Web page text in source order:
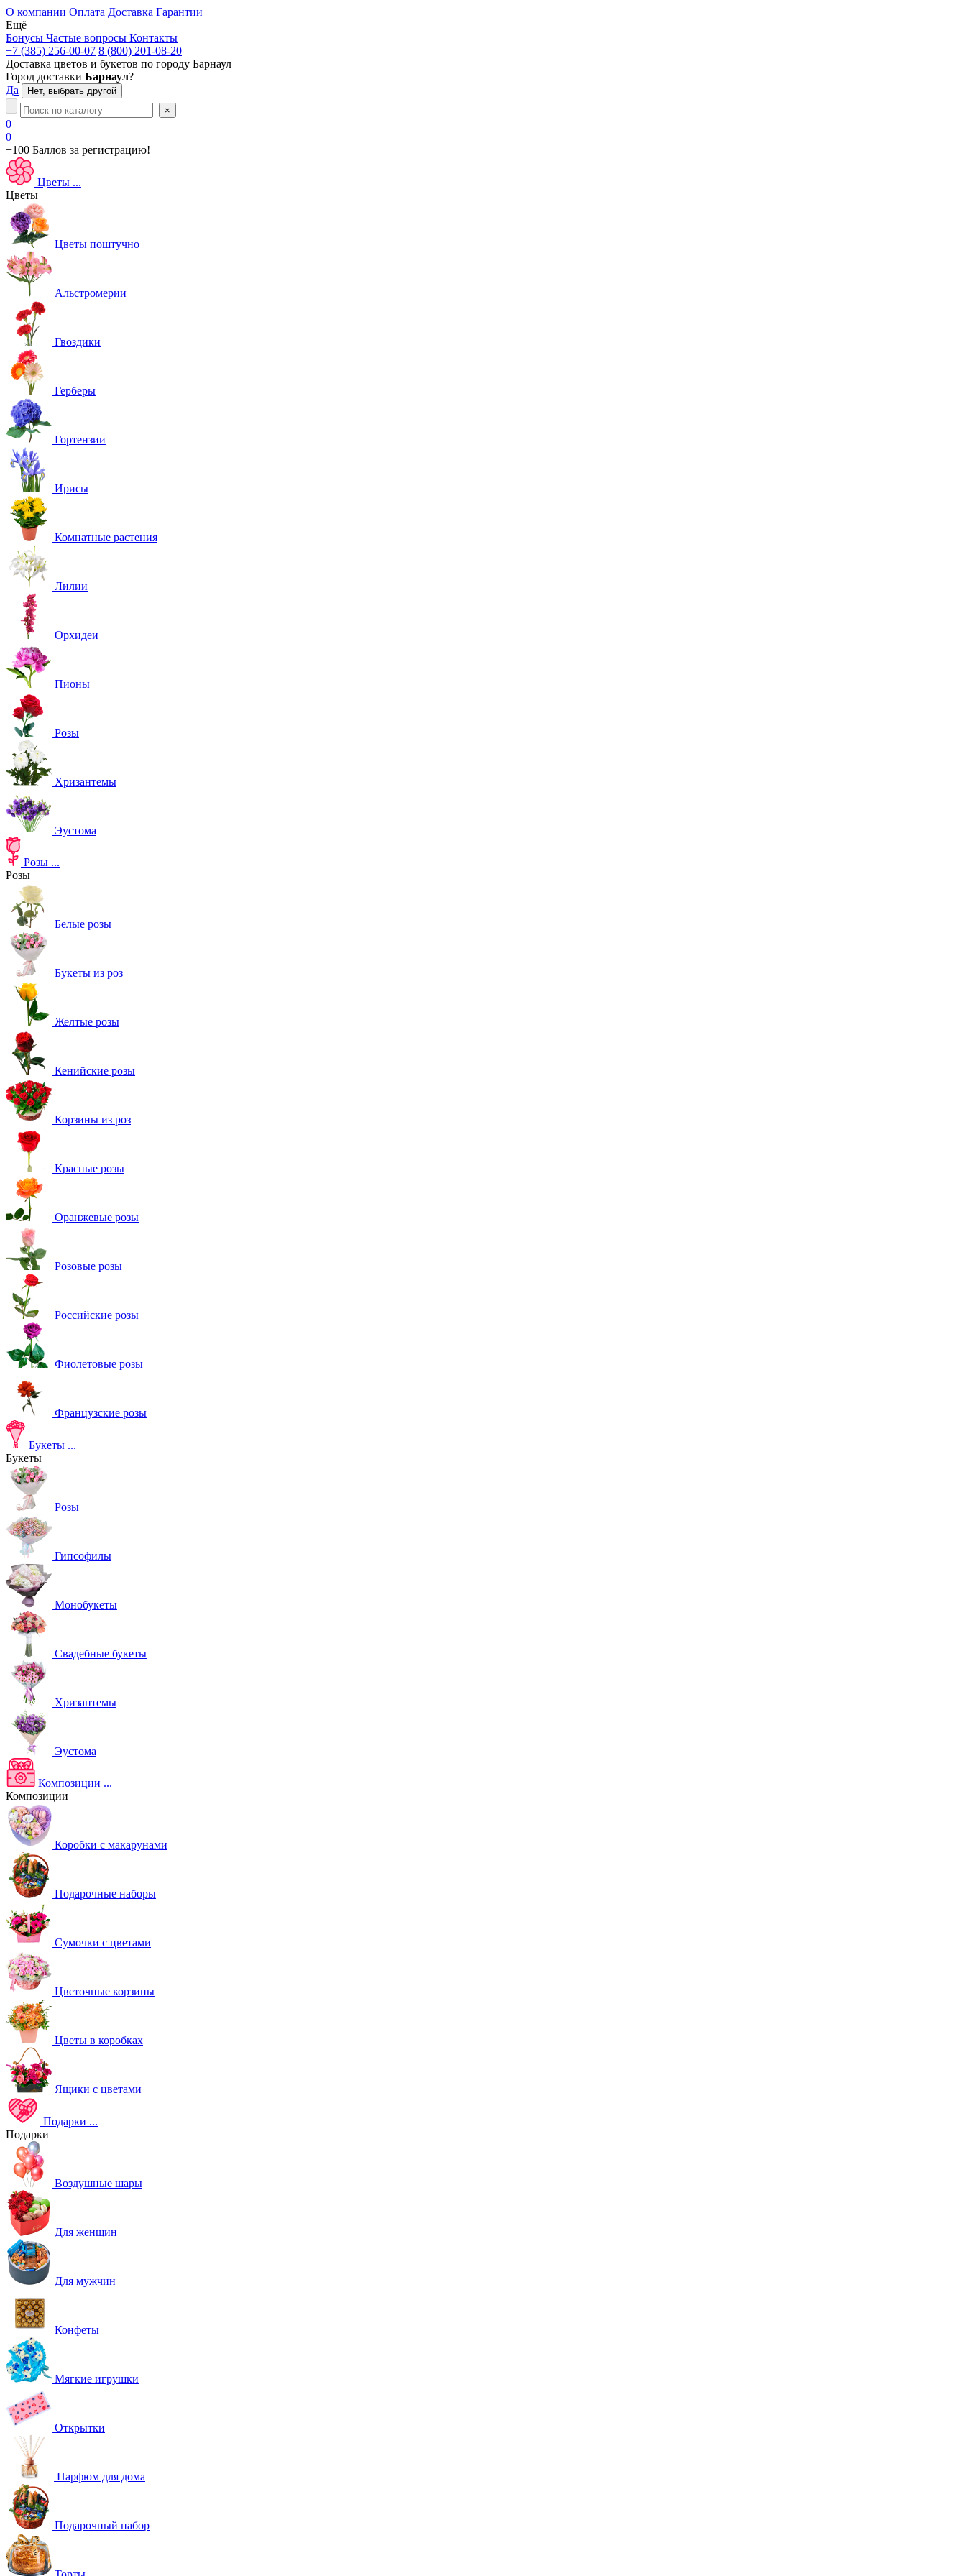
О компании Оплата Доставка Гарантии
Ещё
Бонусы Частые вопросы Контакты
+7 (385) 256-00-07 8 (800) 201-08-20
Доставка цветов и букетов по городу Барнаул
Город доставки Барнаул?
Да
Нет, выбрать другой
×
0
0
+100 Баллов за регистрацию!
Цветы ...
Цветы
Цветы поштучно
Альстромерии
Гвоздики
Герберы
Гортензии
Ирисы
Комнатные растения
Лилии
Орхидеи
Пионы
Розы
Хризантемы
Эустома
Розы ...
Розы
Белые розы
Букеты из роз
Желтые розы
Кенийские розы
Корзины из роз
Красные розы
Оранжевые розы
Розовые розы
Российские розы
Фиолетовые розы
Французские розы
Букеты ...
Букеты
Розы
Гипсофилы
Монобукеты
Свадебные букеты
Хризантемы
Эустома
Композиции ...
Композиции
Коробки с макарунами
Подарочные наборы
Сумочки с цветами
Цветочные корзины
Цветы в коробках
Ящики с цветами
Подарки ...
Подарки
Воздушные шары
Для женщин
Для мужчин
Конфеты
Мягкие игрушки
Открытки
Парфюм для дома
Подарочный набор